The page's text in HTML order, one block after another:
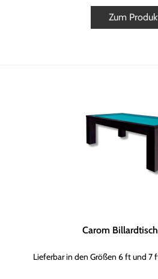
Zum
Carom
Lieferbar in den Größen 6 ft und 7